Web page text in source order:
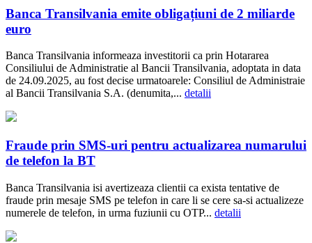
Banca Transilvania emite obligațiuni de 2 miliarde
euro
Banca Transilvania informeaza investitorii ca prin Hotararea
Consiliului de Administratie al Bancii Transilvania, adoptata in data
de 24.09.2025, au fost decise urmatoarele: Consiliul de Administraie
al Bancii Transilvania S.A. (denumita,... detalii
Fraude prin SMS-uri pentru actualizarea numarului
de telefon la BT
Banca Transilvania isi avertizeaza clientii ca exista tentative de
fraude prin mesaje SMS pe telefon in care li se cere sa-si actualizeze
numerele de telefon, in urma fuziunii cu OTP... detalii